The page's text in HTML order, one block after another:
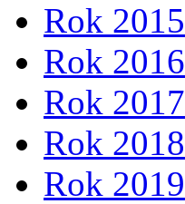
Rok 2015
Rok 2016
Rok 2017
Rok 2018
Rok 2019